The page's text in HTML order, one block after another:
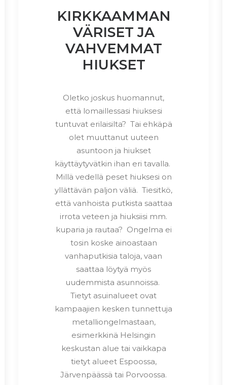
KIRKKAAMMAN
VÄRISET JA
VAHVEMMAT
HIUKSET
Oletko joskus huomannut,
että lomaillessasi hiuksesi
tuntuvat erilaisilta? Tai ehkäpä
olet muuttanut uuteen
asuntoon ja hiukset
käyttäytyvätkin ihan eri tavalla.
Millä vedellä peset hiuksesi on
yllättävän paljon väliä. Tiesitkö,
että vanhoista putkista saattaa
irrota veteen ja hiuksiisi mm.
kuparia ja rautaa? Ongelma ei
tosin koske ainoastaan
vanhaputkisia taloja, vaan
saattaa löytyä myös
uudemmista asunnoissa.
Tietyt asuinalueet ovat
kampaajien kesken tunnettuja
metalliongelmastaan,
esimerkkinä Helsingin
keskustan alue tai vaikkapa
tietyt alueet Espoossa,
Järvenpäässä tai Porvoossa.